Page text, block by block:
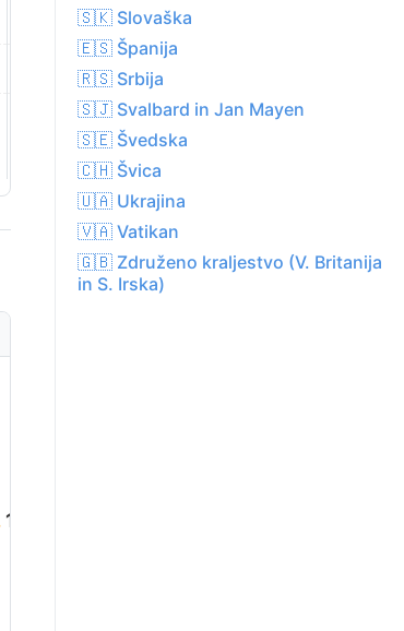
05:12 AM
09:22 PM
New Moon
16.0°
🇸🇰 Slovaška
🇪🇸 Španija
🇷🇸 Srbija
🇸🇯 Svalbard in Jan Mayen
🇸🇪 Švedska
🇨🇭 Švica
🇺🇦 Ukrajina
🇻🇦 Vatikan
🇬🇧 Združeno kraljestvo (V. Britanija
in S. Irska)